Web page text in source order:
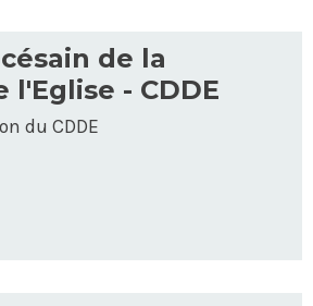
de la
l'Eglise - CDDE
du CDDE